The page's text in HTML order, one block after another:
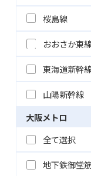
桜島線
おおさか東
東海道新幹
山陽新幹線
大阪メトロ
全て選択
地下鉄御堂